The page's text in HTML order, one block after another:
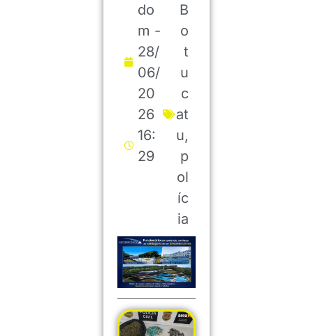
do
m -
28/
06/
20
26
16:
29
B
o
t
u
c
at
u,
p
ol
íc
ia